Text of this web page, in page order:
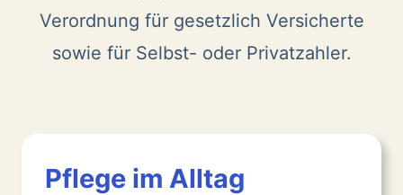
Verordnung für gesetzlich Versicherte
sowie für Selbst- oder Privatzahler.
Pflege im Alltag